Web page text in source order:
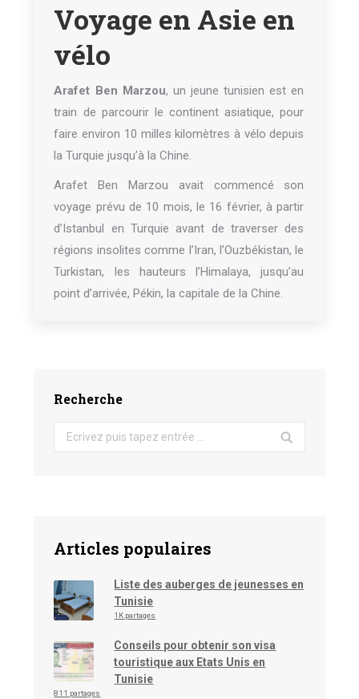
Voyage en Asie en
vélo
Arafet Ben Marzou, un jeune tunisien est en
train de parcourir le continent asiatique, pour
faire environ 10 milles kilomètres à vélo depuis
la Turquie jusqu’à la Chine.
Arafet Ben Marzou avait commencé son
voyage prévu de 10 mois, le 16 février, à partir
d’Istanbul en Turquie avant de traverser des
régions insolites comme l’Iran, l’Ouzbékistan, le
Turkistan, les hauteurs l’Himalaya, jusqu’au
point d’arrivée, Pékin, la capitale de la Chine.
Recherche
Search:
Articles populaires
Liste des auberges de jeunesses en
Tunisie
1K partages
Conseils pour obtenir son visa
touristique aux Etats Unis en
Tunisie
811 partages